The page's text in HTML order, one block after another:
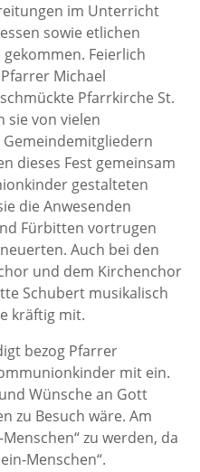
im Unterricht
sowie etlichen
Feierlich
Michael
Pfarrkirche St.
sie von vielen
dieses Fest gemeinsam
gestalteten
die Anwesenden
Fürbitten vortrugen
Auch bei den
und dem Kirchenchor
Schubert musikalisch
kräftig mit.
bezog Pfarrer
mit ein.
Wünsche an Gott
zu Besuch wäre. Am
zu werden, da
Menschen“.